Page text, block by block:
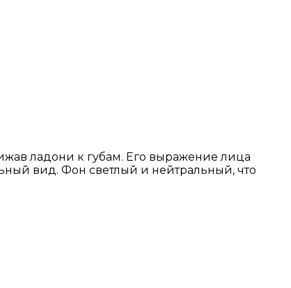
ладони к губам. Его выражение лица
вид. Фон светлый и нейтральный, что